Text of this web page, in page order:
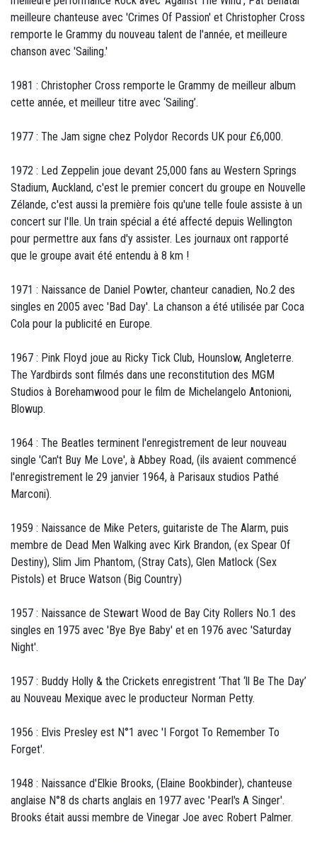
meilleure chanteuse avec 'Crimes Of Passion' et Christopher Cross
remporte le Grammy du nouveau talent de l'année, et meilleure
chanson avec 'Sailing.'
1981 : Christopher Cross remporte le Grammy de meilleur album
cette année, et meilleur titre avec ‘Sailing’.
1977 : The Jam signe chez Polydor Records UK pour £6,000.
1972 : Led Zeppelin joue devant 25,000 fans au Western Springs
Stadium, Auckland, c'est le premier concert du groupe en Nouvelle
Zélande, c'est aussi la première fois qu'une telle foule assiste à un
concert sur l'Ile. Un train spécial a été affecté depuis Wellington
pour permettre aux fans d'y assister. Les journaux ont rapporté
que le groupe avait été entendu à 8 km !
1971 : Naissance de Daniel Powter, chanteur canadien, No.2 des
singles en 2005 avec 'Bad Day'. La chanson a été utilisée par Coca
Cola pour la publicité en Europe.
1967 : Pink Floyd joue au Ricky Tick Club, Hounslow, Angleterre.
The Yardbirds sont filmés dans une reconstitution des MGM
Studios à Borehamwood pour le film de Michelangelo Antonioni,
Blowup.
1964 : The Beatles terminent l'enregistrement de leur nouveau
single 'Can't Buy Me Love', à Abbey Road, (ils avaient commencé
l'enregistrement le 29 janvier 1964, à Parisaux studios Pathé
Marconi).
1959 : Naissance de Mike Peters, guitariste de The Alarm, puis
membre de Dead Men Walking avec Kirk Brandon, (ex Spear Of
Destiny), Slim Jim Phantom, (Stray Cats), Glen Matlock (Sex
Pistols) et Bruce Watson (Big Country)
1957 : Naissance de Stewart Wood de Bay City Rollers No.1 des
singles en 1975 avec 'Bye Bye Baby' et en 1976 avec 'Saturday
Night'.
1957 : Buddy Holly & the Crickets enregistrent ‘That ‘ll Be The Day’
au Nouveau Mexique avec le producteur Norman Petty.
1956 : Elvis Presley est N°1 avec 'I Forgot To Remember To
Forget'.
1948 : Naissance d'Elkie Brooks, (Elaine Bookbinder), chanteuse
anglaise N°8 ds charts anglais en 1977 avec 'Pearl's A Singer'.
Brooks était aussi membre de Vinegar Joe avec Robert Palmer.